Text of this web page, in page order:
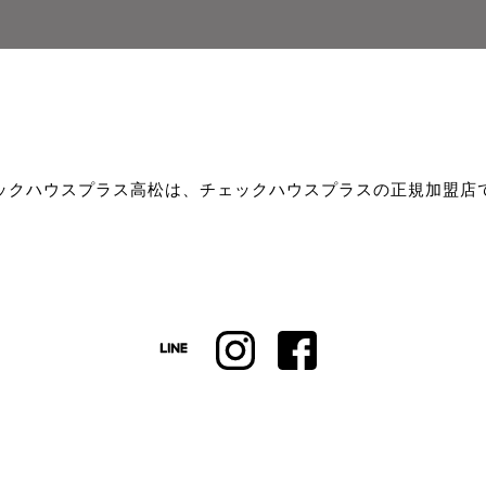
クハウスプラス高松は、チェックハウスプラスの正規加盟店